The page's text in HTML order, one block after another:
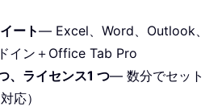
ート— Excel、Word、Outlook、
イン＋Office Tab Pro
、ライセンス1 つ— 数分でセット
応）